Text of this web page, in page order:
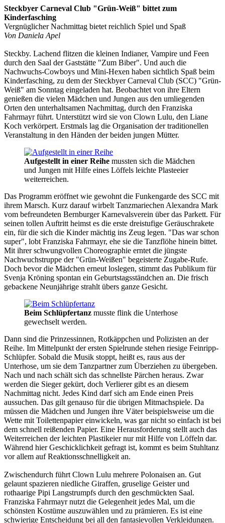
Steckbyer Carneval Club "Grün-Weiß" bittet zum
Kinderfasching
Vergnüglicher Nachmittag bietet reichlich Spiel und Spaß
Von Daniela Apel
Steckby. Lachend flitzen die kleinen Indianer, Vampire und Feen
durch den Saal der Gaststätte "Zum Biber". Und auch die
Nachwuchs-Cowboys und Mini-Hexen haben sichtlich Spaß beim
Kinderfasching, zu dem der Steckbyer Carneval Club (SCC) "Grün-
Weiß" am Sonntag eingeladen hat. Beobachtet von ihre Eltern
genießen die vielen Mädchen und Jungen aus den umliegenden
Orten den unterhaltsamen Nachmittag, durch den Franziska
Fahrmayr führt. Unterstützt wird sie von Clown Lulu, den Liane
Koch verkörpert. Erstmals lag die Organisation der traditionellen
Veranstaltung in den Händen der beiden jungen Mütter.
Aufgestellt in einer Reihe mussten sich die Mädchen
und Jungen mit Hilfe eines Löffels leichte Plasteeier
weiterreichen.
Das Programm eröffnet wie gewohnt die Funkengarde des SCC mit
ihrem Marsch. Kurz darauf wirbelt Tanzmariechen Alexandra Mark
vom befreundeten Bernburger Karnevalsverein über das Parkett. Für
seinen tollen Auftritt heimst es die erste dreistufige Geräuschrakete
ein, für die sich die Kinder mächtig ins Zeug legen. "Das war schon
super", lobt Franziska Fahrmayr, ehe sie die Tanzflöhe hinein bittet.
Mit ihrer schwungvollen Choreographie erntet die jüngste
Nachwuchstruppe der "Grün-Weißen" begeisterte Zugabe-Rufe.
Doch bevor die Mädchen erneut loslegen, stimmt das Publikum für
Svenja Kröning spontan ein Geburtstagsständchen an. Die frisch
gebackene Neunjährige strahlt übers ganze Gesicht.
Beim Schlüpfertanz musste flink die Unterhose
gewechselt werden.
Dann sind die Prinzessinnen, Rotkäppchen und Polizisten an der
Reihe. Im Mittelpunkt der ersten Spielrunde stehen riesige Feinripp-
Schlüpfer. Sobald die Musik stoppt, heißt es, raus aus der
Unterhose, um sie dem Tanzpartner zum Überziehen zu übergeben.
Nach und nach schält sich das schnellste Pärchen heraus. Zwar
werden die Sieger gekürt, doch Verlierer gibt es an diesem
Nachmittag nicht. Jedes Kind darf sich am Ende einen Preis
aussuchen. Das gilt genauso für die übrigen Mitmachspiele. Da
müssen die Mädchen und Jungen ihre Väter beispielsweise um die
Wette mit Toilettenpapier einwickeln, was gar nicht so einfach ist bei
dem schnell reißenden Papier. Eine Herausforderung stellt auch das
Weiterreichen der leichten Plastikeier nur mit Hilfe von Löffeln dar.
Während hier Geschicklichkeit gefragt ist, kommt es beim Stuhltanz
vor allem auf Reaktionsschnelligkeit an.
Zwischendurch führt Clown Lulu mehrere Polonaisen an. Gut
gelaunt spazieren niedliche Giraffen, gruselige Geister und
rothaarige Pipi Langstrumpfs durch den geschmückten Saal.
Franziska Fahrmayr nutzt die Gelegenheit jedes Mal, um die
schönsten Kostüme auszuwählen und zu prämieren. Es ist eine
schwierige Entscheidung bei all den fantasievollen Verkleidungen.